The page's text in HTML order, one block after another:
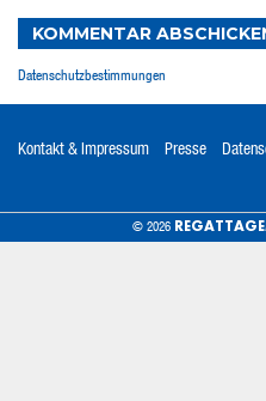
KOMMENTAR
Datenschutzbestimmungen
Kontakt & Impressum Presse
© 2026